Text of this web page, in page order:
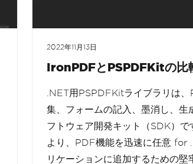
2022年11月13日
IronPDFとPSPDFKitの比
.NET用PSPDFKitライブラリは
集、フォームの記入、墨消し、生
フトウェア開発キット（SDK）で
より、PDF機能を迅速に任意 for
リケーションに追加するための堅